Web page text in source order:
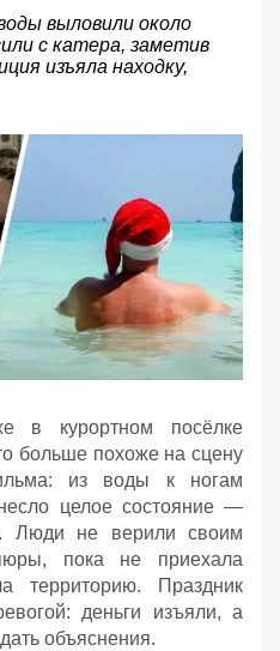
выловили около
с катера, заметив
изъяла находку,
в курортном посёлке
больше похоже на сцену
из воды к ногам
целое состояние —
Люди не верили своим
пока не приехала
территорию. Праздник
деньги изъяли, а
объяснения.